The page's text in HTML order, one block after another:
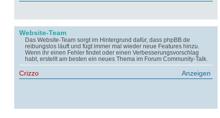
Website-Team
Das Website-Team sorgt im Hintergrund dafür, dass phpBB.de
reibungslos läuft und fügt immer mal wieder neue Features hinzu.
Wenn ihr einen Fehler findet oder einen Verbesserungsvorschlag
habt, erstellt am besten ein neues Thema im Forum Community-Talk.
Anzeigen
Crizzo